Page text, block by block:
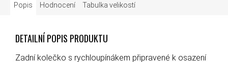
Popis Hodnocení Tabulka velikostí
DETAILNÍ POPIS PRODUKTU
Zadní kolečko s rychloupínákem připravené k osazení